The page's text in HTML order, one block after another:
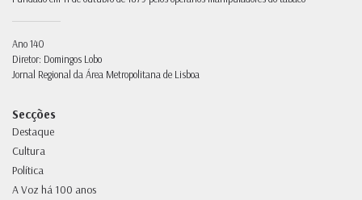
Ano 140
Diretor: Domingos Lobo
Jornal Regional da Área Metropolitana de Lisboa
Secções
Destaque
Cultura
Política
A Voz há 100 anos